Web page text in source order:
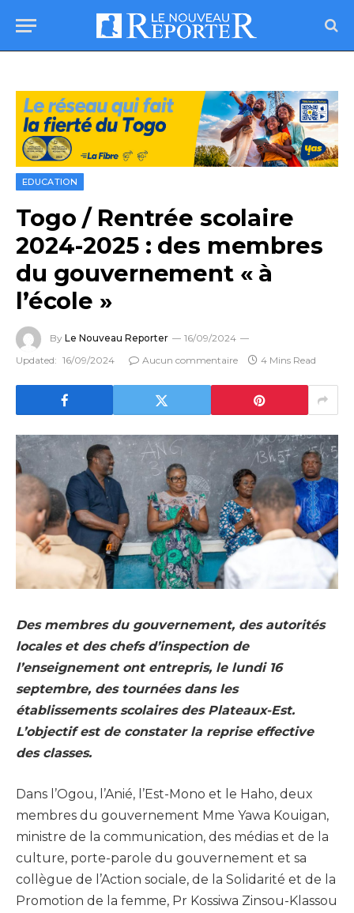
EDUCATION
Togo / Rentrée scolaire
2024-2025 : des membres
du gouvernement « à
l’école »
By Le Nouveau Reporter
16/09/2024
Updated: 16/09/2024 Aucun commentaire 4 Mins Read
Des membres du gouvernement, des autorités
locales et des chefs d’inspection de
l’enseignement ont entrepris, le lundi 16
septembre, des tournées dans les
établissements scolaires des Plateaux-Est.
L’objectif est de constater la reprise effective
des classes.
Dans l’Ogou, l’Anié, l’Est-Mono et le Haho, deux
membres du gouvernement Mme Yawa Kouigan,
ministre de la communication, des médias et de la
culture, porte-parole du gouvernement et sa
collègue de l’Action sociale, de la Solidarité et de la
Promotion de la femme, Pr Kossiwa Zinsou-Klassou